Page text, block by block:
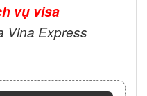
vụ visa
Vina Express